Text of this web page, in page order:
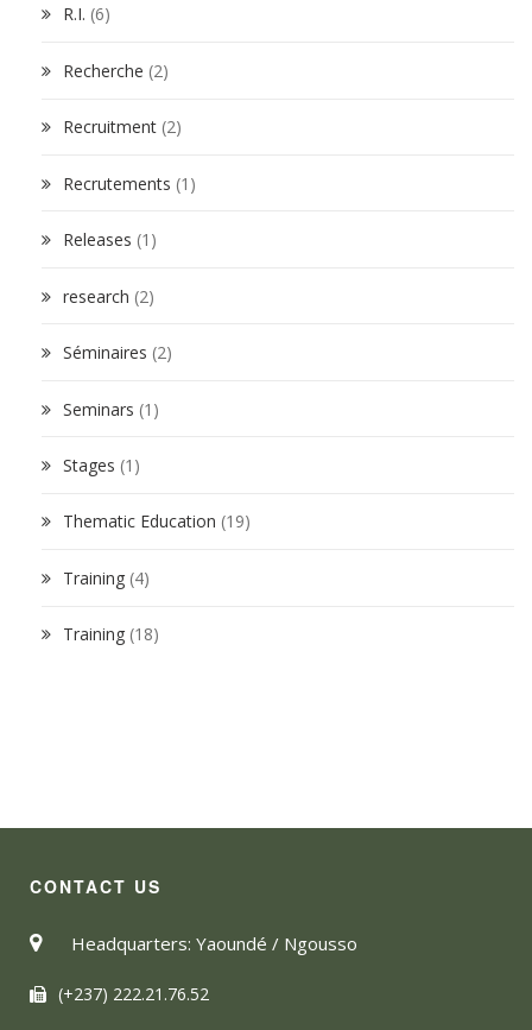
R.I. (6)
Recherche (2)
Recruitment (2)
Recrutements (1)
Releases (1)
research (2)
Séminaires (2)
Seminars (1)
Stages (1)
Thematic Education (19)
Training (4)
Training (18)
CONTACT US
Headquarters: Yaoundé / Ngousso
(+237) 222.21.76.52